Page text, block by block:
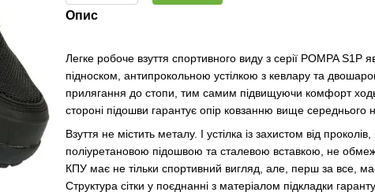
Опис
Легке робоче взуття спортивного виду з серії POMPA
підноском, антипрокольною устілкою з кевлару та
прилягання до стопи, тим самим підвищуючи комфорт
стороні підошви гарантує опір ковзанню вище середнього
Взуття не містить металу. І устілка із захистом від
поліуретановою підошвою та сталевою вставкою, не
КПУ має не тільки спортивний вигляд, але, перш за все, має
Структура сітки у поєднанні з матеріалом підкладки